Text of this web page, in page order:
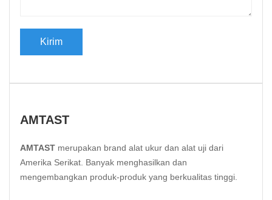
AMTAST
AMTAST merupakan brand alat ukur dan alat uji dari
Amerika Serikat. Banyak menghasilkan dan
mengembangkan produk-produk yang berkualitas tinggi.